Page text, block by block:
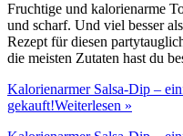
Fruchtige und kalorienarme
und scharf. Und viel besser
Rezept für diesen
die meisten Zutaten hast du
Kalorienarmer Salsa-Dip –
gekauft!Weiterlesen »